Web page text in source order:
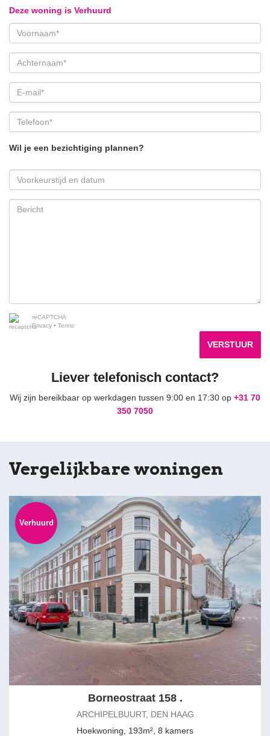
Deze woning is Verhuurd
Wil je een bezichtiging plannen?
reCAPTCHA
Privacy • Terms
VERSTUUR
Liever telefonisch contact?
Wij zijn bereikbaar op werkdagen tussen 9:00 en 17:30 op +31 70
350 7050
Vergelijkbare woningen
Verhuurd
Borneostraat 158 .
ARCHIPELBUURT, DEN HAAG
Hoekwoning, 193m², 8 kamers